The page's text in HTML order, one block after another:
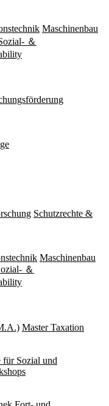
Maschinenbau
＆
Schutzrechte &
Maschinenbau
＆
Master Taxation
Sozial und